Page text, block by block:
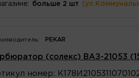
больше 2 шт
PEKAR
(солекс) ВАЗ-21053
номер :